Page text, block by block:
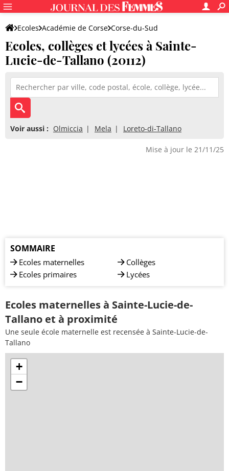
Ecoles Académie de Corse Corse-du-Sud
Ecoles, collèges et lycées à Sainte-
Lucie-de-Tallano (20112)
Voir aussi : Olmiccia Mela Loreto-di-Tallano
Mise à jour le 21/11/25
SOMMAIRE
Ecoles maternelles
Ecoles primaires
Collèges
Lycées
Ecoles maternelles à Sainte-Lucie-de-
Tallano et à proximité
Une seule école maternelle est recensée à Sainte-Lucie-de-
Tallano
+
−